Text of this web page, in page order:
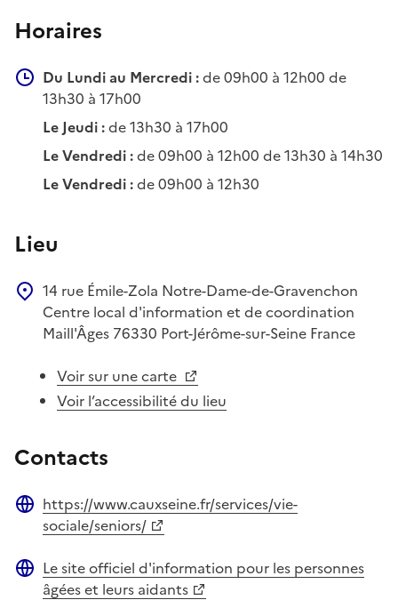
Horaires
Du Lundi au Mercredi :de 09h00 à 12h00 de
13h30 à 17h00
Le Jeudi :de 13h30 à 17h00
Le Vendredi :de 09h00 à 12h00 de 13h30 à 14h30
Le Vendredi :de 09h00 à 12h30
Lieu
14 rue Émile-Zola Notre-Dame-de-Gravenchon
Centre local d'information et de coordination
Maill'Âges 76330 Port-Jérôme-sur-Seine France
Voir sur une carte
Voir l’accessibilité du lieu
Contacts
Site web
https://www.cauxseine.fr/services/vie-
sociale/seniors/
Site web
Le site officiel d'information pour les personnes
âgées et leurs aidants